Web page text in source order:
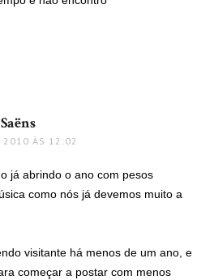
2010 ÀS 12:02
já abrindo o ano com pesos
como nós já devemos muito a
visitante há menos de um ano, e
começar a postar com menos